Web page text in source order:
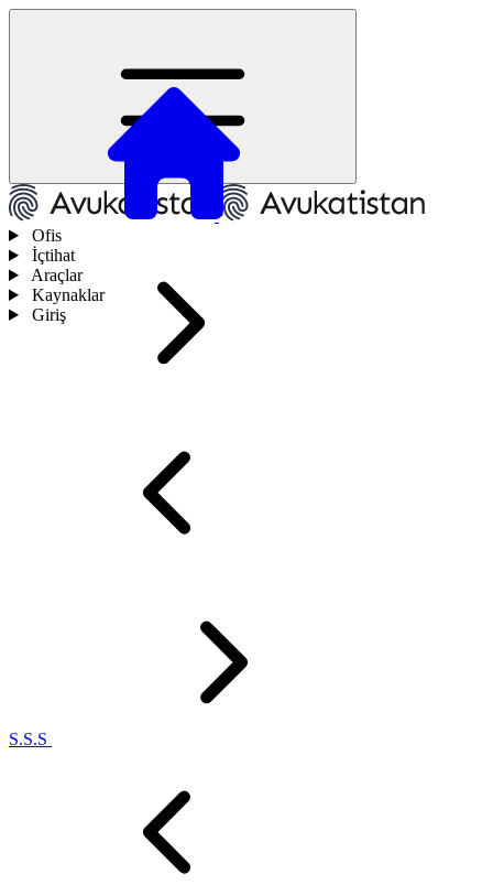
Ofis
İçtihat
Araçlar
Kaynaklar
Giriş
S.S.S